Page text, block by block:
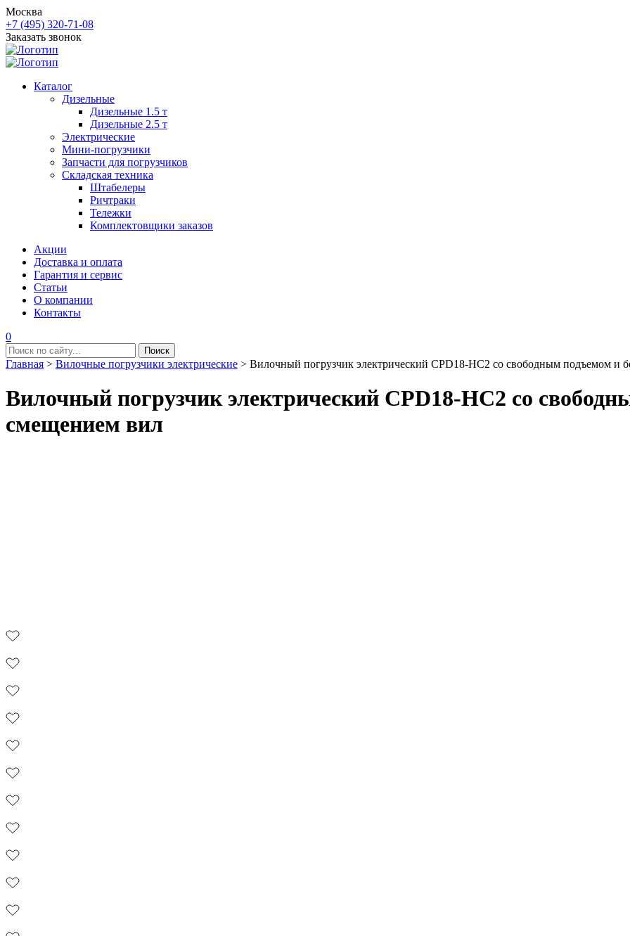
Москва
+7 (495) 320-71-08
Заказать звонок
Каталог
Дизельные
Дизельные 1.5 т
Дизельные 2.5 т
Электрические
Мини-погрузчики
Запчасти для погрузчиков
Складская техника
Штабелеры
Ричтраки
Тележки
Комплектовщики заказов
Акции
Доставка и оплата
Гарантия и сервис
Статьи
О компании
Контакты
0
Главная > Вилочные погрузчики электрические > Вилочный погрузчик электрический CPD18-HC2 со свободным подъемом и
Вилочный погрузчик электрический CPD18-HC2 со
смещением вил